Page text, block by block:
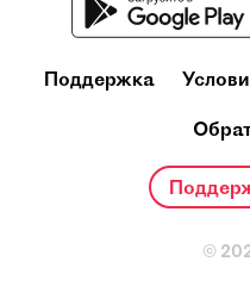
Поддержка
©